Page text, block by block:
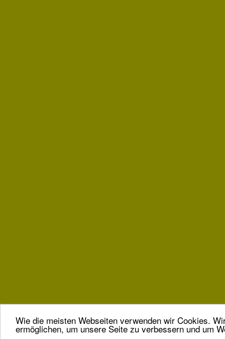
Wie die meisten Webseiten verwenden wir Cookies.
ermöglichen, um unsere Seite zu verbessern und um